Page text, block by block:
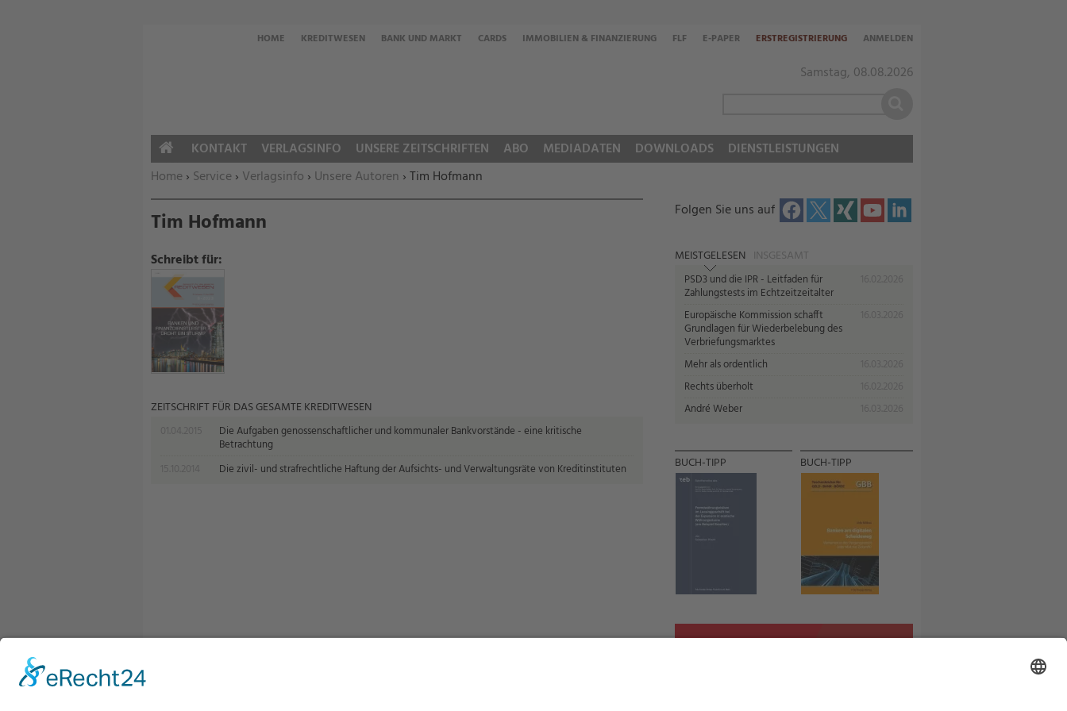
Samstag, 08.08.2026
HOME KREDITWESEN BANK UND MARKT CARDS IMMOBILIEN & FINANZIERUNG FLF E-PAPER ERSTREGISTRIERUNG ANMELDEN
Sie befinden sich hier:
Home › Service › Verlagsinfo › Unsere Autoren › Tim Hofmann
Tim Hofmann
Schreibt für:
ZEITSCHRIFT FÜR DAS GESAMTE KREDITWESEN
Die Aufgaben genossenschaftlicher und kommunaler Bankvorstände - eine kritische
Betrachtung
Die zivil- und strafrechtliche Haftung der Aufsichts- und Verwaltungsräte von Kreditinstituten
Folgen Sie uns auf
MEISTGELESEN INSGESAMT
PSD3 und die IPR - Leitfaden für
Zahlungstests im Echtzeitzeitalter
Europäische Kommission schafft
Grundlagen für Wiederbelebung des
Verbriefungsmarktes
Mehr als ordentlich
Rechts überholt
André Weber
BUCH-TIPP BUCH-TIPP
HOME
KONTAKT VERLAGSINFO UNSERE ZEITSCHRIFTEN ABO MEDIADATEN DOWNLOADS DIENSTLEISTUNGEN